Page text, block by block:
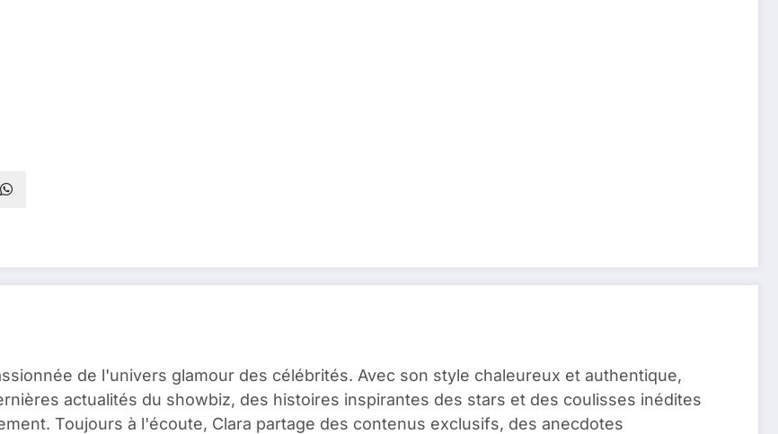
de l'univers glamour des célébrités. Avec son style chaleureux et authentique,
actualités du showbiz, des histoires inspirantes des stars et des coulisses inédites
Toujours à l'écoute, Clara partage des contenus exclusifs, des anecdotes